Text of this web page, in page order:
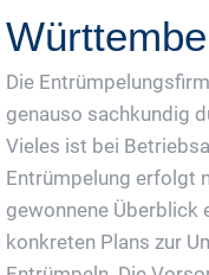
Die
genauso sachkundig
Vieles ist bei
Entrümpelung erfolgt
gewonnene Überblick
konkreten Plans zur